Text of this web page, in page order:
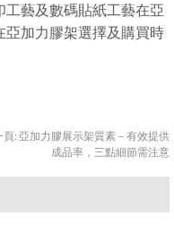
藝及數碼貼紙工藝在亞
亞加力膠架選擇及購買時
頁: 亞加力膠展示架質素－有效提供
成品率，三點細節需注意